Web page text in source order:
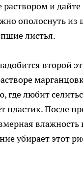
и
ополоснуть
листья.
второй
любит
пластик. После
убирает этот